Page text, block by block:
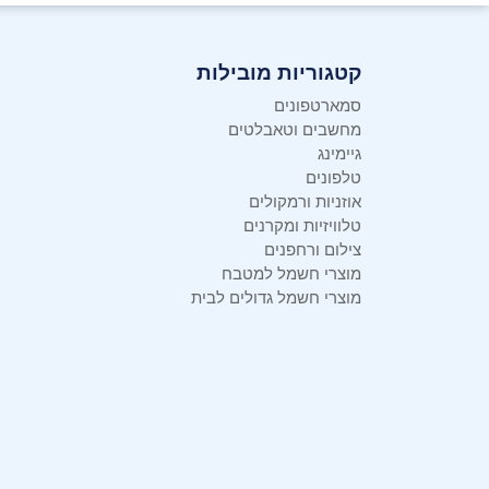
קטגוריות מובילות
סמארטפונים
מחשבים וטאבלטים
גיימינג
טלפונים
אוזניות ורמקולים
טלוויזיות ומקרנים
צילום ורחפנים
מוצרי חשמל למטבח
מוצרי חשמל גדולים לבית